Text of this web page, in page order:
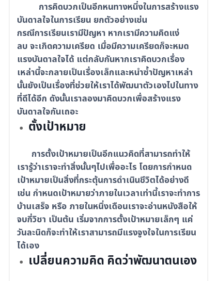
การคิดบวกเป็นอีกหนทางหนึ่งในการสร้างแรง
บันดาลใจในการเรียน ยกตัวอย่างเช่น
กรณีการเรียนเรามีปัญหา หากเรามีความคิดแง่
ลบ จะเกิดความเครียด เมื่อมีความเครียดก็จะหมด
แรงบันดาลใจได้ แต่กลับกันหากเราคิดบวกเรื่อง
เหล่านี้จะกลายเป็นเรื่องเล็กและหนำซ้ำปัญหาเหล่า
นั้นยังเป็นเรื่องที่ช่วยให้เราได้พัฒนาตัวเองไปในทาง
ที่ดีได้อีก ดังนั้นเราลองมาคิดบวกเพื่อสร้างแรง
บันดาลใจกันเถอะ
ตั้งเป้าหมาย
การตั้งเป้าหมายเป็นอีกแนวคิดที่สามารถทำให้
เรารู้ว่าเราจะทำสิ่งนั้นๆไปเพื่ออะไร โดยการกำหนด
เป้าหมายเป็นสิ่งที่กระตุ้นการดำเนินชีวิตได้อย่างดี
เช่น กำหนดเป้าหมายว่าภายในเวลาเท่านี้เราจะทำการ
บ้านเสร็จ หรือ ภายในหนึ่งเดือนเราจะอ่านหนังสือให้
จบกี่วิชา เป็นต้น เริ่มจากการตั้งเป้าหมายเล็กๆ แค่
วันละนิดก็จะทำให้เราสามารถมีแรงจูงใจในการเรียน
ได้เอง
เปลี่ยนความคิด คิดว่าพัฒนาตนเอง